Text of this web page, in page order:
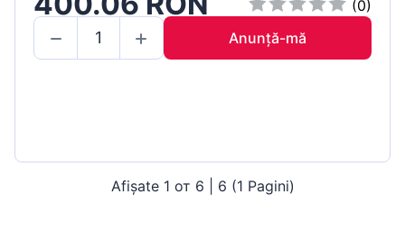
(0)
Anunță-mă
Afișate 1 от 6 | 6 (1 Pagini)